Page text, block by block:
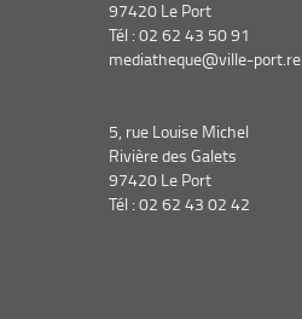
97420 Le Port
Tél : 02 62 43 50 91
mediatheque@ville-port.re
5, rue Louise Michel
Rivière des Galets
97420 Le Port
Tél : 02 62 43 02 42